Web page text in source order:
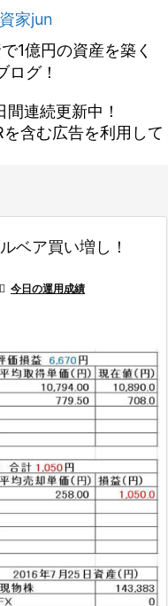
家jun
1億円の資産を築く
ログ！
連続更新中！
含む広告を利用して
ベア買い増し！
 今日の運用成績